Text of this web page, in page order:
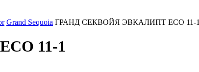
Grand Sequoia ГРАНД СЕКВОЙЯ ЭВКАЛИПТ ECO 11-1
11-1